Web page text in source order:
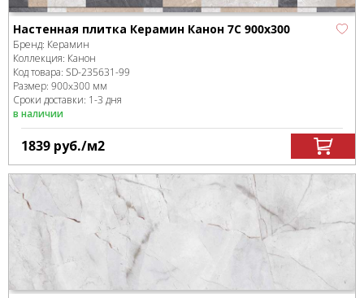
Настенная плитка Керамин Канон 7С 900х300
Бренд: Керамин
Коллекция: Канон
Код товара: SD-235631-99
Размер: 900x300 мм
Сроки доставки: 1-3 дня
в наличии
1839 руб./м2